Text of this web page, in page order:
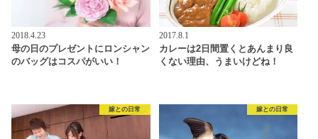
2018.4.23
母の日のプレゼントにロンシャン
のバッグはコスパがいい！
2017.8.1
カレーは2日間置くとあんまり良
くない理由、うまいけどね！
嫁との日常 嫁との日常